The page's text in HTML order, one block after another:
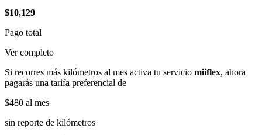
$10,129
Pago total
Ver completo
Si recorres más kilómetros al mes activa tu servicio miiflex, ahora
pagarás una tarifa preferencial de
$480 al mes
sin reporte de kilómetros